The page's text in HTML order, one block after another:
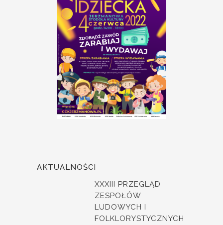
AKTUALNOŚCI
XXXIII PRZEGLĄD
ZESPOŁÓW
LUDOWYCH I
FOLKLORYSTYCZNYCH